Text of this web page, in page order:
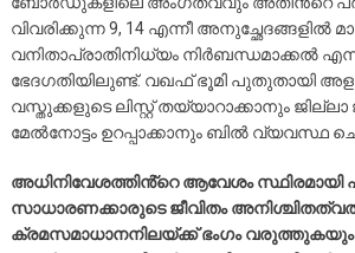
വിവരിക്കുന്ന 9, 14 എന്നീ അനുച്ഛേദങ്ങളിൽ
വനിതാപ്രാതിനിധ്യം നിർബന്ധമാക്കൽ
ഭേദഗതിയിലുണ്ട്. വഖഫ് ഭൂമി പുതുതായി
വസ്തുക്കളുടെ ലിസ്റ്റ് തയ്യാറാക്കാനും
മേൽനോട്ടം ഉറപ്പാക്കാനും ബിൽ വ്യവസ്ഥ
അധിനിവേശത്തിൻ്റെ ആവേശം
സാധാരണക്കാരുടെ ജീവിതം
ക്രമസമാധാനനിലയ്ക്ക് ഭംഗം